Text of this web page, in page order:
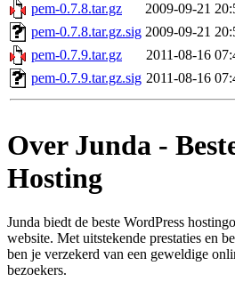
pem-0.7.8.tar.gz
2009-09-21
pem-0.7.8.tar.gz.sig 2009-09-21
pem-0.7.9.tar.gz
2011-08-16
pem-0.7.9.tar.gz.sig 2011-08-16
Over Junda -
Hosting
Junda biedt de beste WordPress
website. Met uitstekende prestaties en
ben je verzekerd van een geweldige
bezoekers.